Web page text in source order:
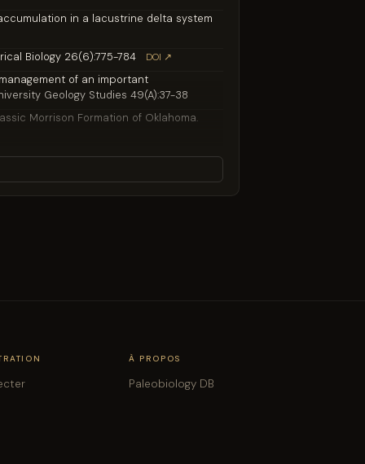
accumulation in a lacustrine delta system
Biology 26(6):775-784 DOI ↗
management of an important
Geology Studies 49(A):37-38
Morrison Formation of Oklahoma.
Mountain region, U.S.A. New Mexico
Haven
of Torvosaurus tanneri. BYU
Kadzi Formation. South African Journal
À PROPOS
Paleobiology DB